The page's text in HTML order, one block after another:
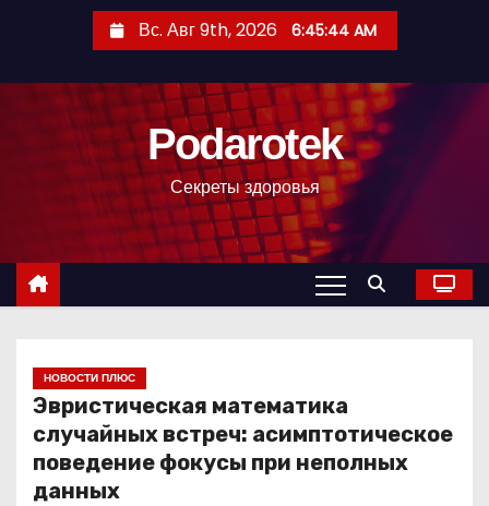
с
Вс. Авг 9th, 2026 6:45:45 AM
Podarotek
Секреты здоровья
НОВОСТИ ПЛЮС
Эвристическая математика
случайных встреч: асимптотическое
поведение фокусы при неполных
данных